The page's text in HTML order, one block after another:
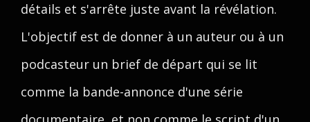
détails et s'arrête juste avant la révélation.
L'objectif est de donner à un auteur ou à un
podcasteur un brief de départ qui se lit
comme la bande-annonce d'une série